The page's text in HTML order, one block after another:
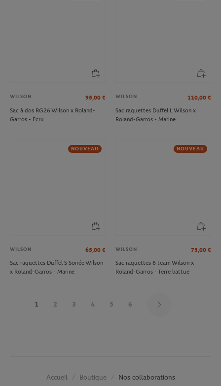
WILSON 95,00 €
Sac à dos RG26 Wilson x Roland-
Garros - Ecru
WILSON 110,00 €
Sac raquettes Duffel L Wilson x
Roland-Garros - Marine
NOUVEAU
WILSON 65,00 €
Sac raquettes Duffel S Soirée Wilson
x Roland-Garros - Marine
NOUVEAU
WILSON 75,00 €
Sac raquettes 6 team Wilson x
Roland-Garros - Terre battue
1 2 3 4 5 6
Accueil Boutique Nos collaborations